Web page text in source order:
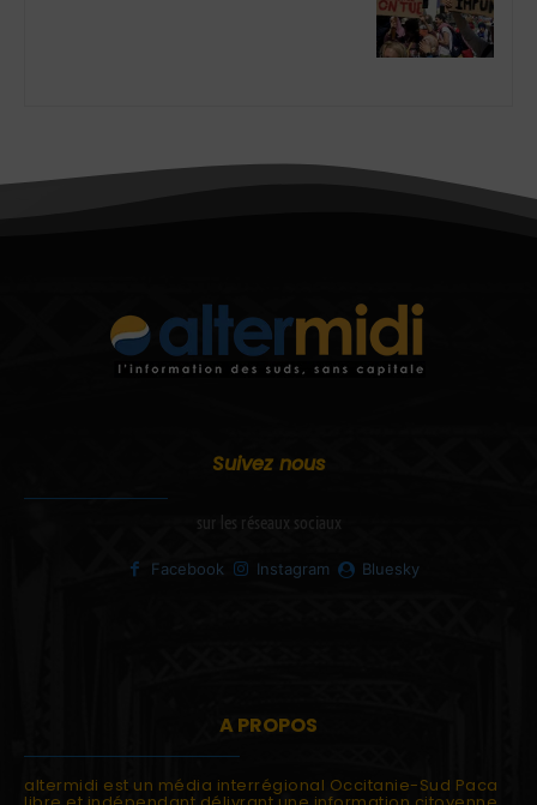
Suivez nous
sur les réseaux sociaux
Facebook Instagram Bluesky
A PROPOS
altermidi est un média interrégional Occitanie-Sud Paca